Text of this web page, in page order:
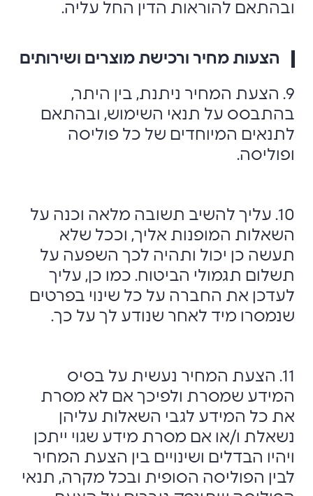
ובהתאם להוראות הדין החל עליה.
הצעות מחיר ורכישת מוצרים ושירותים
9. הצעת המחיר ניתנת, בין היתר,
בהתבסס על תנאי השימוש, ובהתאם
לתנאים המיוחדים של כל פוליסה
ופוליסה.
10. עליך להשיב תשובה מלאה וכנה על
השאלות המופנות אליך, וככל שלא
תעשה כן יכול ותהיה לכך השפעה על
תשלום תגמולי הביטוח. כמו כן, עליך
לעדכן את החברה על כל שינוי בפרטים
שנמסרו מיד לאחר שנודע לך על כך.
11. הצעת המחיר נעשית על בסיס
המידע שמסרת ולפיכך אם לא מסרת
את כל המידע לגבי השאלות עליהן
נשאלת ו/או אם מסרת מידע שגוי ייתכן
ויהיו הבדלים ושינויים בין הצעת המחיר
לבין הפוליסה הסופית ובכל מקרה, תנאי